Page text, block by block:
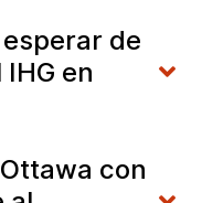
de
en
con